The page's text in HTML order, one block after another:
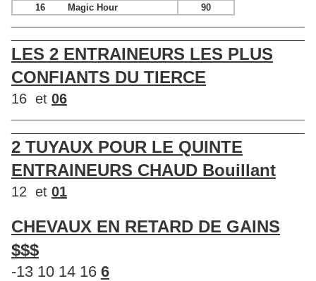
16
Magic Hour 90
LES 2 ENTRAINEURS LES PLUS
CONFIANTS DU TIERCE
16 et 06
2 TUYAUX POUR LE QUINTE
ENTRAINEURS CHAUD Bouillant
12 et 01
CHEVAUX EN RETARD DE GAINS
$$$
-13 10 14 16 6